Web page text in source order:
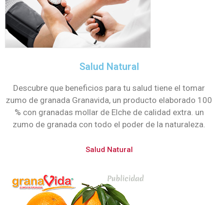
Salud Natural
Descubre que beneficios para tu salud tiene el tomar
zumo de granada Granavida, un producto elaborado 100
% con granadas mollar de Elche de calidad extra. un
zumo de granada con todo el poder de la naturaleza.
Salud Natural